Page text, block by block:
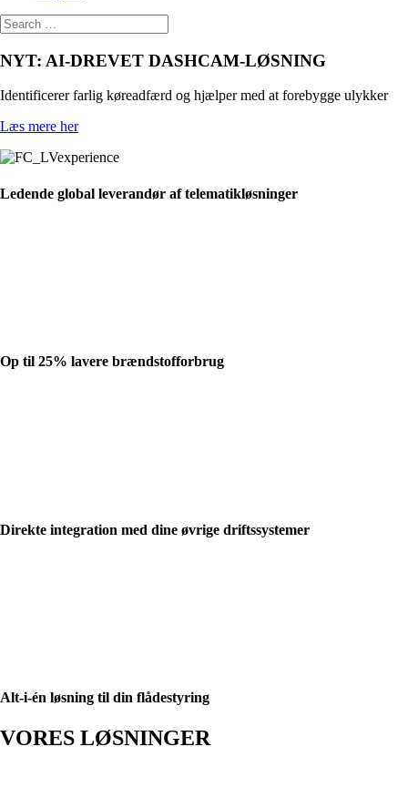
NYT: AI-DREVET DASHCAM-LØSNING
Identificerer farlig køreadfærd og hjælper med at forebygge ulykker
Læs mere her
Ledende global leverandør af telematikløsninger
Op til 25% lavere brændstofforbrug
Direkte integration med dine øvrige driftssystemer
Alt-i-én løsning til din flådestyring
VORES LØSNINGER